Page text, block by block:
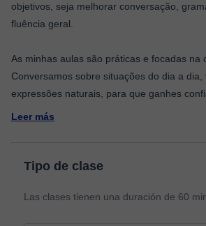
objetivos, seja melhorar conversação,
fluência geral.
As minhas aulas são práticas e focadas na
Conversamos sobre situações do dia a dia,
expressões naturais, para que ganhes
Leer más
Tipo de clase
Las clases tienen una duración de 60